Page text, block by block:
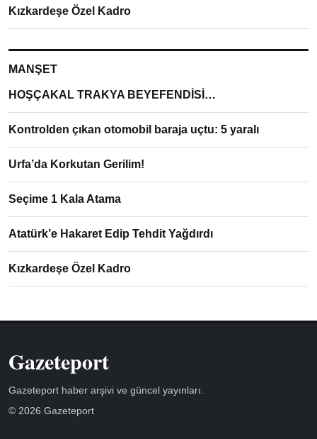
Kızkardeşe Özel Kadro
MANŞET
HOŞÇAKAL TRAKYA BEYEFENDİSİ…
Kontrolden çıkan otomobil baraja uçtu: 5 yaralı
Urfa’da Korkutan Gerilim!
Seçime 1 Kala Atama
Atatürk’e Hakaret Edip Tehdit Yağdırdı
Kızkardeşe Özel Kadro
Gazeteport
Gazeteport haber arşivi ve güncel yayınları.
© 2026 Gazeteport